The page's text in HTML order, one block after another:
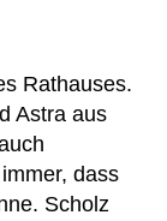
Rathauses.
Astra aus
dass
Scholz